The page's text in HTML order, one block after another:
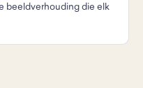
beeldverhouding die elk